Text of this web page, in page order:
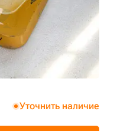
Уточнить наличие